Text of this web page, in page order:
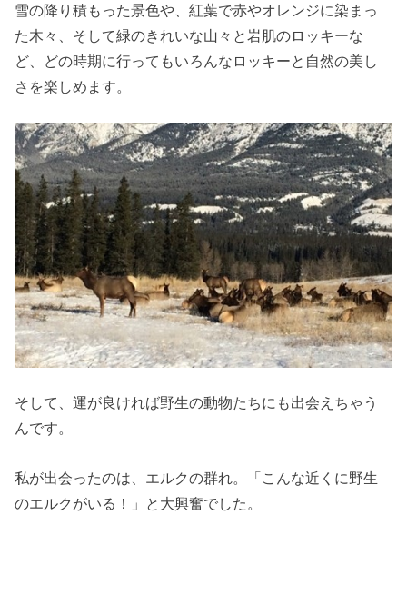
雪の降り積もった景色や、紅葉で赤やオレンジに染まっ
た木々、そして緑のきれいな山々と岩肌のロッキーな
ど、どの時期に行ってもいろんなロッキーと自然の美し
さを楽しめます。
そして、運が良ければ野生の動物たちにも出会えちゃう
んです。
私が出会ったのは、エルクの群れ。「こんな近くに野生
のエルクがいる！」と大興奮でした。